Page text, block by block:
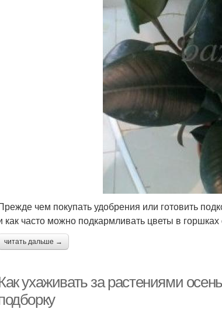
чем покупать удобрения или готовить
как часто можно подкармливать цветы в
читать дальше →
ухаживать за растениями